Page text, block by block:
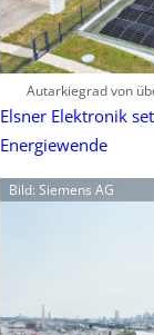
Autarkiegrad von
Elsner Elektronik
Energiewende
Bild: Siemens AG